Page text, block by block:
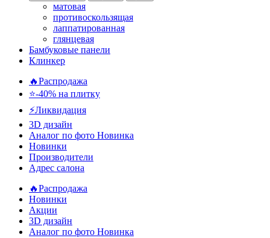
матовая
противоскользящая
лаппатированная
глянцевая
Бамбуковые панели
Клинкер
🔥Распродажа
⭐-40% на плитку
⚡️Ликвидация
3D дизайн
Аналог по фото Новинка
Новинки
Производители
Адрес салона
🔥Распродажа
Новинки
Акции
3D дизайн
Аналог по фото Новинка